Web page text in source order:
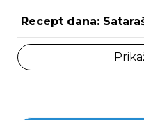
Recept dana: